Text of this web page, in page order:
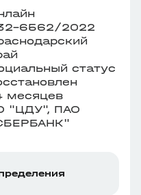
6562/2022
статус
месяцев
"ЦДУ", ПАО